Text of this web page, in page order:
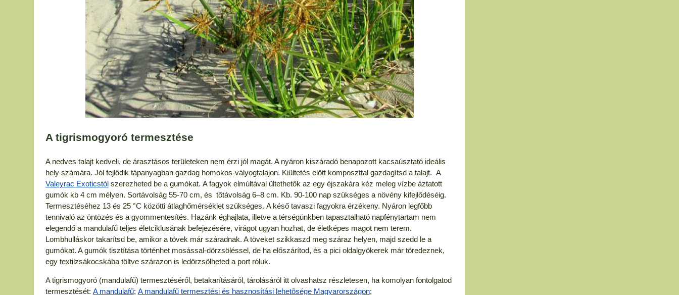
A tigrismogyoró termesztése
A nedves talajt kedveli, de árasztásos területeken nem érzi jól magát. A nyáron kiszáradó benapozott kacsaúsztató ideális
hely számára. Jól fejlődik tápanyagban gazdag homokos-vályogtalajon. Kiültetés előtt komposzttal gazdagítsd a talajt. A
Valeyrac Exoticstólszerezheted be a gumókat. A fagyok elmúltával ültethetők az egy éjszakára kéz meleg vízbe áztatott
gumók kb 4 cm mélyen. Sortávolság 55-70 cm, és tőtávolság 6–8 cm. Kb. 90-100 nap szükséges a növény kifejlődéséig.
Termesztéséhez 13 és 25 °C közötti átlaghőmérséklet szükséges. A késő tavaszi fagyokra érzékeny. Nyáron legfőbb
tennivaló az öntözés és a gyommentesítés. Hazánk éghajlata, illetve a térségünkben tapasztalható napfénytartam nem
elegendő a mandulafű teljes életciklusának befejezésére, virágot ugyan hozhat, de életképes magot nem terem.
Lombhulláskor takarítsd be, amikor a tövek már száradnak. A töveket szikkaszd meg száraz helyen, majd szedd le a
gumókat. A gumók tisztítása történhet mosással-dörzsöléssel, de ha előszárítod, és a pici oldalgyökerek már töredeznek,
egy textilzsákocskába töltve szárazon is ledörzsölheted a port róluk.
A tigrismogyoró (mandulafű) termesztéséről, betakarításáról, tárolásáról itt olvashatsz részletesen, ha komolyan fontolgatod
termesztését: A mandulafű; A mandulafű termesztési és hasznosítási lehetõsége Magyarországon;